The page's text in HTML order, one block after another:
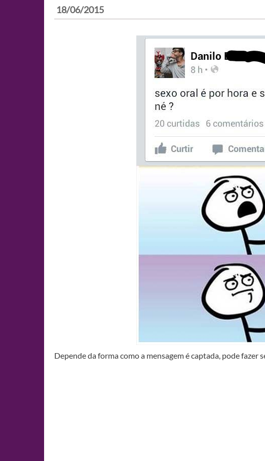
18/06/2015
Depende da forma como a mensagem é captada, pode fazer